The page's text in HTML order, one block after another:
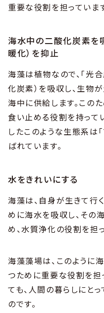
重要な役割を担っていま
海水中の二酸化炭素を
暖化）を抑止
海藻は植物なので、「光
化炭素）を吸収し、生物
海中に供給します。この
食い止める役割を持って
したこのような生態系は
ばれています。
水をきれいにする
海藻は、自身が生きて行
めに海水を吸収し、その
め、水質浄化の役割を担
海藻藻場は、このように
つために重要な役割を担
ても、人間の暮らしにと
のです。